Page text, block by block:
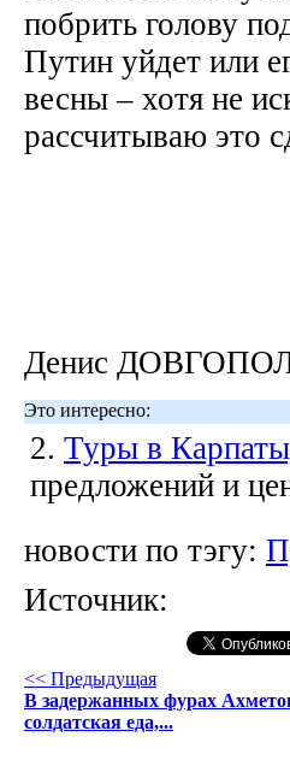
побрить голову
Путин уйдет или
весны – хотя не
рассчитываю это
Денис
Это интересно:
2. Туры в
предложений и
новости по тэгу:
Источник:
<< Предыдущая
В задержанных фурах
солдатская еда,...